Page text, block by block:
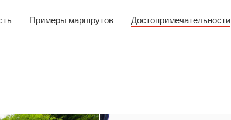
Примеры маршрутов Достопримечательности